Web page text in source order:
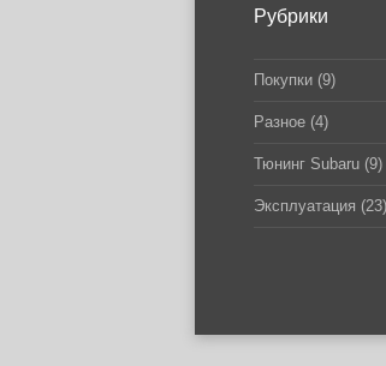
Рубрики
Покупки (9)
Разное (4)
Тюнинг Subaru (9)
Эксплуатация (23)